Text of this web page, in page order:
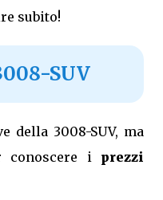
subito!
SUV
della 3008-SUV, ma
conoscere i prezzi